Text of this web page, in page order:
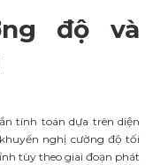
độ và
tính toán dựa trên diện
nghị cường độ tối
tùy theo giai đoạn phát